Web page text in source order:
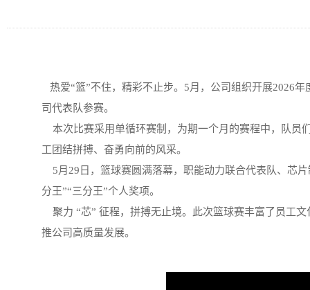
热爱“篮”不住，精彩不止步。5月，公司组织开展2026
司代表队参赛。
本次比赛采用单循环赛制 ，为期一个月的赛程中，队员
工团结拼搏、奋勇向前的风采。
5月29日，篮球赛圆满落幕，职能动力联合代表队、芯
分王”“三分王”个人奖项。
聚力 “芯” 征程，拼搏无止境。此次篮球赛丰富了员工
推公司高质量发展。